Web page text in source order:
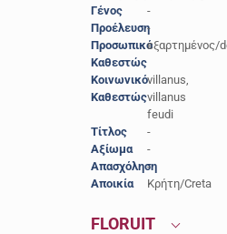
Γένος
-
Προέλευση-
Προσωπικό
Καθεστώς
εξαρτημένος/
Κοινωνικό
Καθεστώς
villanus,
villanus
feudi
Τίτλος
-
Αξίωμα
-
Απασχόληση
-
Αποικία
Κρήτη/Creta
FLORUIT